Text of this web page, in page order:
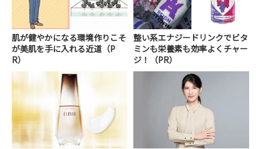
肌が健やかになる環境作りこそ
が美肌を手に入れる近道（P
R）
整い系エナジードリンクでビタ
ミンも栄養素も効率よくチャー
ジ！（PR）